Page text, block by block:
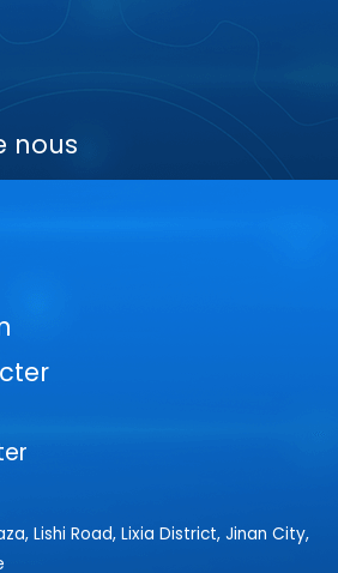
nous
Lishi Road, Lixia District, Jinan City,